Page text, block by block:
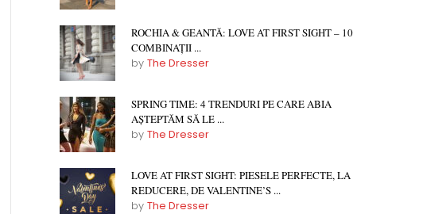
ROCHIA & GEANTĂ: LOVE AT FIRST SIGHT – 10
COMBINAȚII ...
by The Dresser
SPRING TIME: 4 TRENDURI PE CARE ABIA
AȘTEPTĂM SĂ LE ...
by The Dresser
LOVE AT FIRST SIGHT: PIESELE PERFECTE, LA
REDUCERE, DE VALENTINE’S ...
by The Dresser